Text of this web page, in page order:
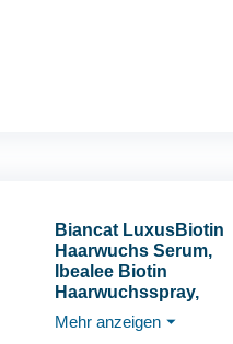
Biancat LuxusBiotin
Haarwuchs Serum,
Ibealee Biotin
Haarwuchsspray,
Biotin-
Haarwachstumsseren,
Mehr anzeigen ⏷